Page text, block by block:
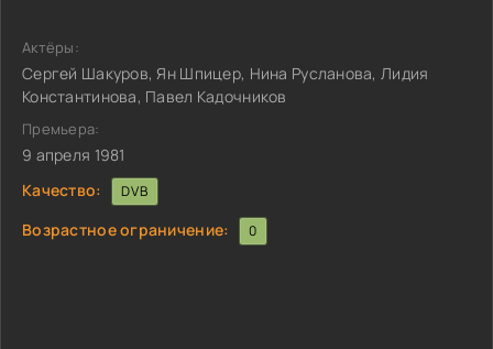
Актёры:
Сергей Шакуров, Ян Шпицер, Нина Русланова, Лидия
Константинова, Павел Кадочников
Премьера:
9 апреля 1981
Качество:
DVB
Возрастное ограничение: 0